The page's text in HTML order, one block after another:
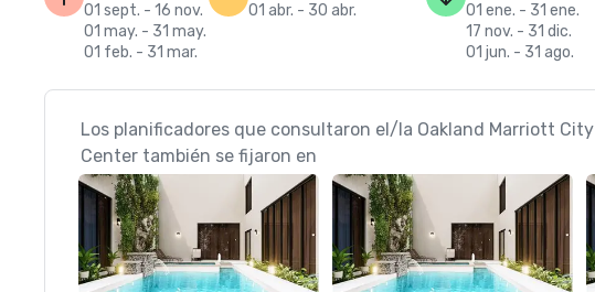
01 sept. - 16 nov.
01 may. - 31 may.
01 feb. - 31 mar.
01 abr. - 30 abr.
01 ene. - 31 ene.
17 nov. - 31 dic.
01 jun. - 31 ago.
Los planificadores que consultaron el/la Oakland Marriott City
Center también se fijaron en